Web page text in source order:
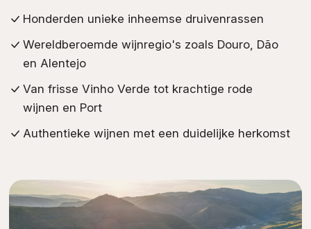
Honderden unieke inheemse druivenrassen
Wereldberoemde wijnregio's zoals Douro, Dão
en Alentejo
Van frisse Vinho Verde tot krachtige rode
wijnen en Port
Authentieke wijnen met een duidelijke herkomst